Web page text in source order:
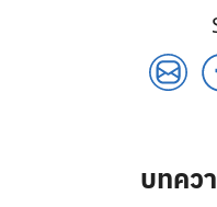
บทคว